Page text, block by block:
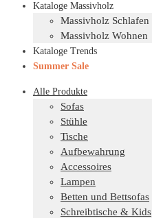
Kataloge Massivholz
Massivholz Schlafen
Massivholz Wohnen
Kataloge Trends
Summer Sale
Alle Produkte
Sofas
Stühle
Tische
Aufbewahrung
Accessoires
Lampen
Betten und Bettsofas
Schreibtische & Kids